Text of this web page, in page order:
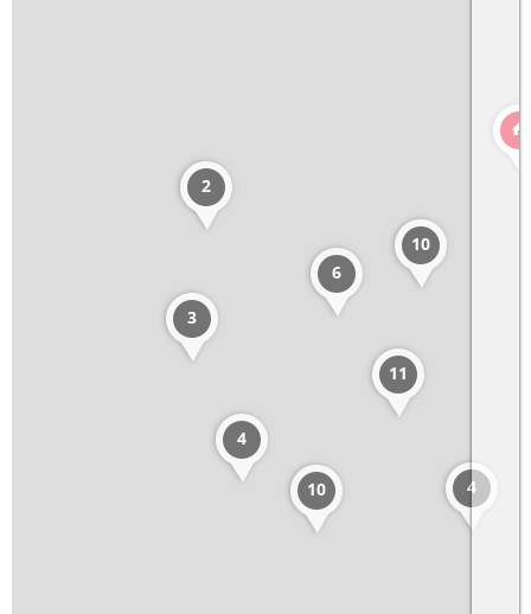
10
2
6
4
3
11
10
4